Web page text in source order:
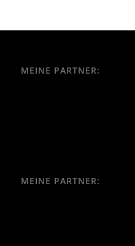
MEINE PARTNER:
MEINE PARTNER: